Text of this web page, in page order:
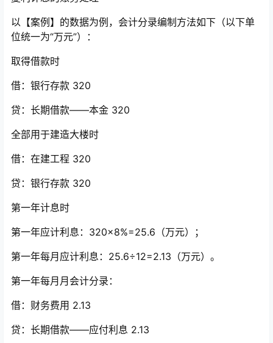
以【案例】的数据为例，会计分录编制方法如下（以下单
位统一为“万元”）：
取得借款时
借：银行存款 320
贷：长期借款——本金 320
全部用于建造大楼时
借：在建工程 320
贷：银行存款 320
第一年计息时
第一年应计利息：320×8%=25.6（万元）；
第一年每月应计利息：25.6÷12=2.13（万元）。
第一年每月月会计分录：
借：财务费用 2.13
贷：长期借款——应付利息 2.13